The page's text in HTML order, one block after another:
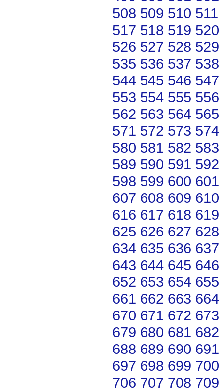
508 509 510 511
517 518 519 520
526 527 528 529
535 536 537 538
544 545 546 547
553 554 555 556
562 563 564 565
571 572 573 574
580 581 582 583
589 590 591 592
598 599 600 601
607 608 609 610
616 617 618 619
625 626 627 628
634 635 636 637
643 644 645 646
652 653 654 655
661 662 663 664
670 671 672 673
679 680 681 682
688 689 690 691
697 698 699 700
706 707 708 709